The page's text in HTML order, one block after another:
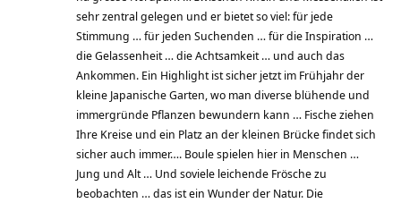
sehr zentral gelegen und er bietet so viel: für jede
Stimmung … für jeden Suchenden … für die Inspiration …
die Gelassenheit … die Achtsamkeit … und auch das
Ankommen. Ein Highlight ist sicher jetzt im Frühjahr der
kleine Japanische Garten, wo man diverse blühende und
immergründe Pflanzen bewundern kann … Fische ziehen
Ihre Kreise und ein Platz an der kleinen Brücke findet sich
sicher auch immer…. Boule spielen hier in Menschen …
Jung und Alt … Und soviele leichende Frösche zu
beobachten … das ist ein Wunder der Natur. Die